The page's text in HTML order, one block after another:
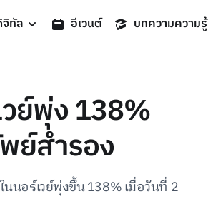
ทัล อีเวนต์ บทความความรู้
ย์พุ่ง 138%
ย์สำรอง
นอร์เวย์พุ่งขึ้น 138% เมื่อวันที่ 2